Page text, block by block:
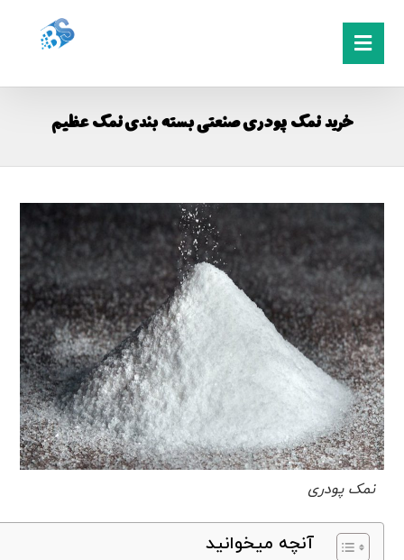
خرید نمک پودری صنعتی بسته بندی نمک عظیم
نمک پودری
آنچه میخوانید